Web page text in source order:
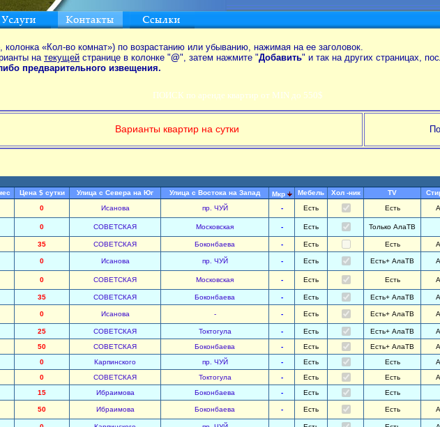
«Кол-во комнат») по возрастанию или убыванию, нажимая на ее заголовок.
натекущей странице в колонке "@", затем нажмите "Добавить" и так на других страницах,
предварительного извещения.
ПОИСК по аренде квартир от MIN до 550$
Варианты квартир на сутки
Цена $ сутки Улица с Севера на Юг Улица с Востока на Запад Мкр Мебель Хол -ник TV
0 Исанова пр. ЧУЙ - Есть Есть
0 СОВЕТСКАЯ Московская - Есть Только АлаТВ
35 СОВЕТСКАЯ Боконбаева - Есть Есть
0 Исанова пр. ЧУЙ - Есть Есть+ АлаТВ
0 СОВЕТСКАЯ Московская - Есть Есть
35 СОВЕТСКАЯ Боконбаева - Есть Есть+ АлаТВ
0 Исанова - - Есть Есть+ АлаТВ
25 СОВЕТСКАЯ Токтогула - Есть Есть+ АлаТВ
50 СОВЕТСКАЯ Боконбаева - Есть Есть+ АлаТВ
0 Карпинского пр. ЧУЙ - Есть Есть
0 СОВЕТСКАЯ Токтогула - Есть Есть
15 Ибраимова Боконбаева - Есть Есть
50 Ибраимова Боконбаева - Есть Есть